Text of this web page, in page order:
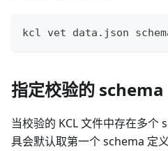
kcl vet data.json
指定校验的 schema
当校验的 KCL 文件中存在多
具会默认取第一个 schema 定